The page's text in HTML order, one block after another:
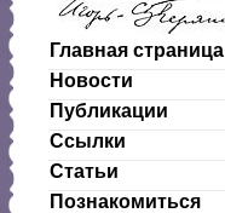
Главная страница
Новости
Публикации
Ссылки
Статьи
Познакомиться